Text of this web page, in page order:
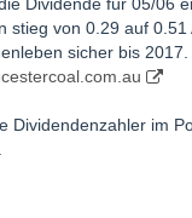
stieg von 0.29 auf 0.51
sicher bis 2017.
Dividendenzahler im